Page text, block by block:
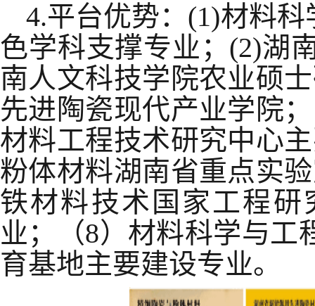
4.平台优势：(1)材料
色学科支撑专业；(2)湖
南人文科技学院农业硕
先进陶瓷现代产业学院
材料工程技术研究中心
粉体材料湖南省重点实
铁材料技术国家工程
业；（8）材料科学与工
育基地主要建设专业。